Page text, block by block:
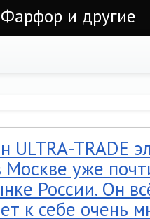
и другие
ULTRA-TRADE
Москве уже
России. Он
к себе очень